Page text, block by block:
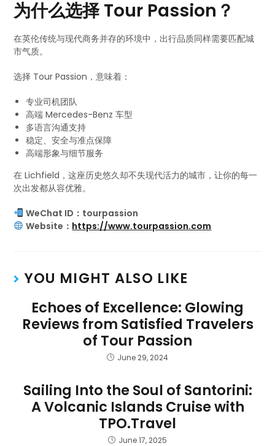
为什么选择 Tour Passion？
在英伦传统与现代商务并存的环境中，出行品质同样需要匹配城
市气质。
选择 Tour Passion，意味着：
专业司机团队
高端 Mercedes-Benz 车型
多语言沟通支持
稳定、安全与准点保障
高端形象与细节服务
在 Lichfield，这座历史悠久却不失现代活力的城市，让你的每一
次出发都从容优雅。
WeChat ID：tourpassion
Website： https://www.tourpassion.com
YOU MIGHT ALSO LIKE
Echoes of Excellence: Glowing
Reviews from Satisfied Travelers
of Tour Passion
June 29, 2024
Sailing Into the Soul of Santorini:
A Volcanic Islands Cruise with
TPO.Travel
June 17, 2025